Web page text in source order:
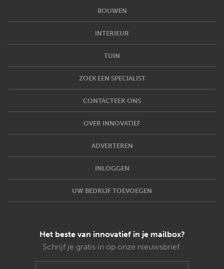
BOUWEN
INTERIEUR
TUIN
ZOEK EEN SPECIALIST
CONTACTEER ONS
OVER INNOVATIEF
ADVERTEREN
INLOGGEN
UW BEDRIJF TOEVOEGEN
Het beste van innovatief in je mailbox?
Schrijf je gratis in op onze nieuwsbrief.